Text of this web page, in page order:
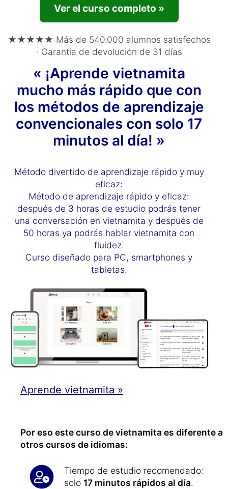
Ver el curso completo »
★★★★★ Más de 540.000 alumnos satisfechos
· Garantía de devolución de 31 días
« ¡Aprende vietnamita
mucho más rápido que con
los métodos de aprendizaje
convencionales con solo 17
minutos al día! »
Método divertido de aprendizaje rápido y muy
eficaz:
Método de aprendizaje rápido y eficaz:
después de 3 horas de estudio podrás tener
una conversación en vietnamita y después de
50 horas ya podrás hablar vietnamita con
fluidez.
Curso diseñado para PC, smartphones y
tabletas.
Aprende vietnamita »
Por eso este curso de vietnamita es diferente a
otros cursos de idiomas:
Tiempo de estudio recomendado:
solo 17 minutos rápidos al día.